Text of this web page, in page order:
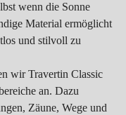
wenn die Sonne
Material ermöglicht
und stilvoll zu
wir Travertin Classic
an. Dazu
Zäune, Wege und